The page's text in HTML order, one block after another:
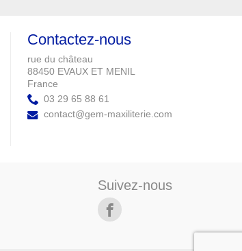
Contactez-nous
rue du château
88450 EVAUX ET MENIL
France
03 29 65 88 61
contact@gem-maxiliterie.com
Suivez-nous